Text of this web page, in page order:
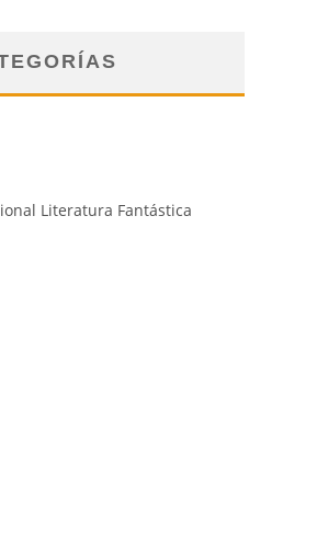
Literatura Fantástica